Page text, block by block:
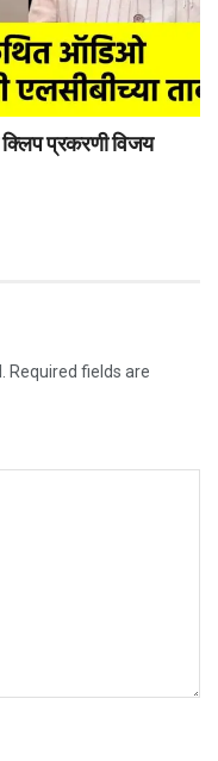
प्रकरणी विजय
Required fields are